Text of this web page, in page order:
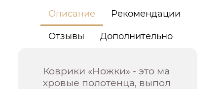
Описание Рекомендации
Отзывы Дополнительно
Коврики «Ножки» - это ма
хровые полотенца, выпол